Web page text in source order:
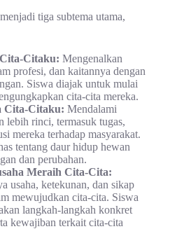
tiga subtema utama,
Citaku: Mengenalkan
profesi, dan kaitannya dengan
Siswa diajak untuk mulai
cita-cita mereka.
Cita-Citaku: Mendalami
lebih rinci, termasuk tugas,
mereka terhadap masyarakat.
tentang daur hidup hewan
dan perubahan.
Meraih Cita-Cita:
usaha, ketekunan, dan sikap
mewujudkan cita-cita. Siswa
langkah-langkah konkret
kewajiban terkait cita-cita